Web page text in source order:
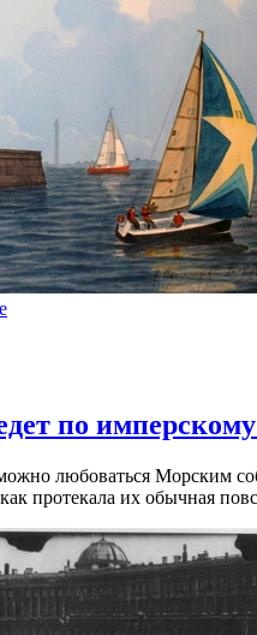
по
любоваться Морским
протекала их обычная